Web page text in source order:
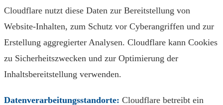
Cloudflare nutzt diese Daten zur Bereitstellung von
Website-Inhalten, zum Schutz vor Cyberangriffen und zur
Erstellung aggregierter Analysen. Cloudflare kann Cookies
zu Sicherheitszwecken und zur Optimierung der
Inhaltsbereitstellung verwenden.
Datenverarbeitungsstandorte: Cloudflare betreibt ein